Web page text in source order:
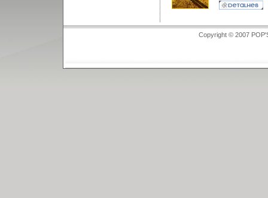
Copyright © 2007